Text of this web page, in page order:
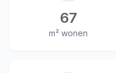
67
m² wonen